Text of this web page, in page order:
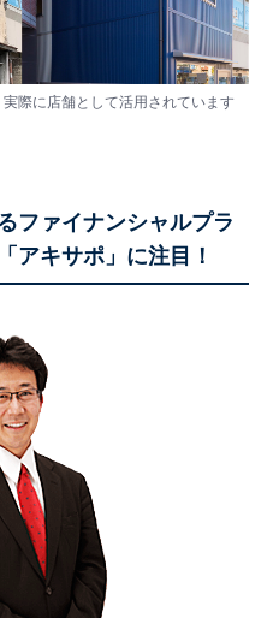
際に店舗として活用されています
ファイナンシャルプラ
アキサポ」に注目！